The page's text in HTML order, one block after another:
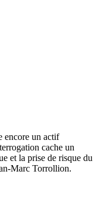
encore un actif
cache un
et la prise de risque du
Marc Torrollion.